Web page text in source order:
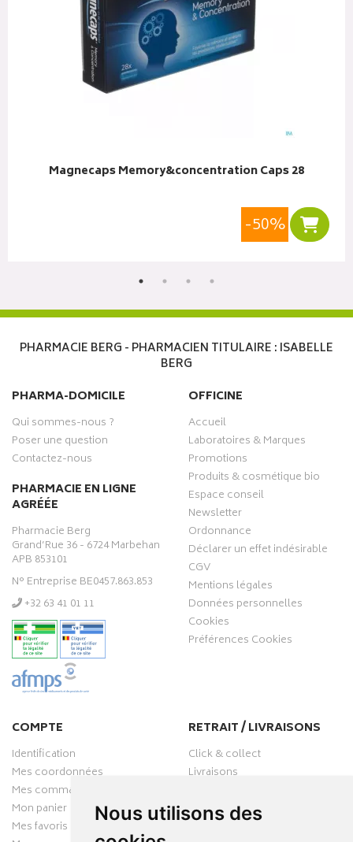
Nous utilisons des
Magnecaps Memory&concentration Caps 28
-50%
PHARMACIE BERG - PHARMACIEN TITULAIRE : ISABELLE
BERG
PHARMA-DOMICILE
Qui sommes-nous ?
Poser une question
Contactez-nous
PHARMACIE EN LIGNE
AGRÉÉE
Pharmacie Berg
Grand’Rue 36 - 6724 Marbehan
APB 853101
N° Entreprise BE0457.863.853
‭+32 63 41 01 11‬
OFFICINE
Accueil
Laboratoires & Marques
Promotions
Produits & cosmétique bio
Espace conseil
Newsletter
Ordonnance
Déclarer un effet indésirable
CGV
Mentions légales
Données personnelles
Cookies
Préférences Cookies
COMPTE
Identification
Mes coordonnées
Mes commandes
Mon panier
Mes favoris
RETRAIT / LIVRAISONS
Click & collect
Livraisons